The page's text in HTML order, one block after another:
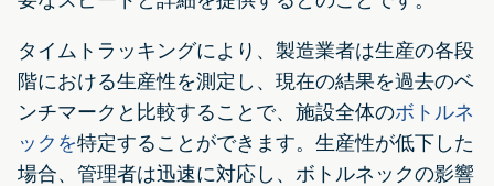
タイムトラッキングにより、製造業者は生産の各段
階における生産性を測定し、現在の結果を過去のベ
ンチマークと比較することで、施設全体のボトルネ
ックを特定することができます。生産性が低下した
場合、管理者は迅速に対応し、ボトルネックの影響